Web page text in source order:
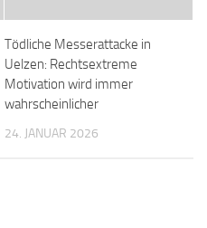
Tödliche Messerattacke in
Uelzen: Rechtsextreme
Motivation wird immer
wahrscheinlicher
24. JANUAR 2026